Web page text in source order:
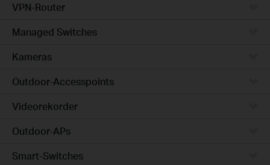
VPN-Router
Managed Switches
Kameras
Outdoor-Accesspoints
Videorekorder
Outdoor-APs
Smart-Switches